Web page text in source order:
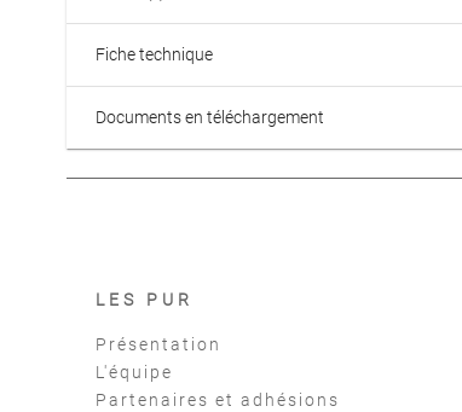
Fiche technique
Documents en téléchargement
LES PUR
Présentation
L'équipe
Partenaires et adhésions